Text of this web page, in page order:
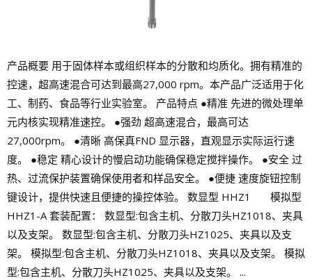
产品概要 用于固体样本或组织样本的分散和均质化。拥有精准的
控速，超高速混合可达到最高27,000 rpm。本产品广泛适用于化
工、制药、食品等行业实验室。 产品特点 ●精准 先进的微处理单
元内核实现精准速控。 ●强劲 超高速混合，最高可达
27,000rpm。 ●清晰 高保真FND 显示器，直观显示实际运行速
度。 ●稳定 精心设计的慢启动功能确保稳定搅拌操作。 ●安全 过
热、过流保护装置确保使用者和样品安全。 ●便捷 速度旋钮控制
键设计，提供快速且便捷的操控体验。 数显型 HHZ1 模拟型
HHZ1-A 套装配置： 数显型:包含主机、分散刀头HZ1018、夹具
以及支架。 数显型:包含主机、分散刀头HZ1025、夹具以及支
架。 模拟型:包含主机、分散刀头HZ1018、夹具以及支架。 模拟
型:包含主机、分散刀头HZ1025、夹具以及支架。 ...